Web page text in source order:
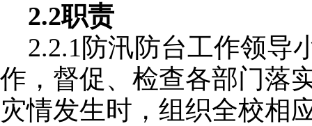
2.2职责
2.2.1防汛防台工作领导
作，督促、检查各部门落
灾情发生时，组织全校相